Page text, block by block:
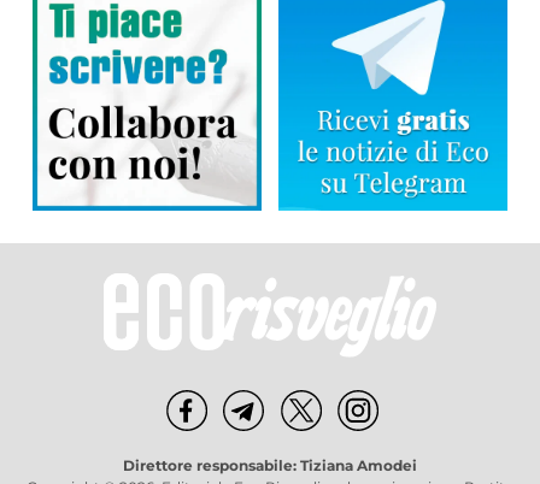
Direttore responsabile: Tiziana Amodei